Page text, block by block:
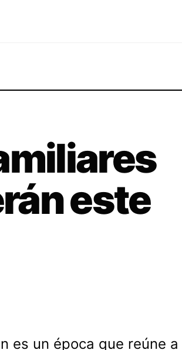
este
es un época que reúne